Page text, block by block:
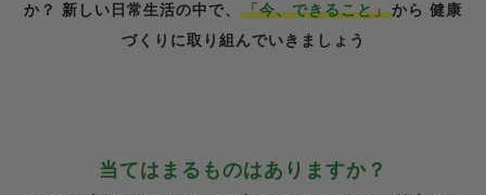
か？ 新しい日常生活の中で、 「今、できること」から 健康
づくりに取り組んでいきましょう
当てはまるものはありますか？